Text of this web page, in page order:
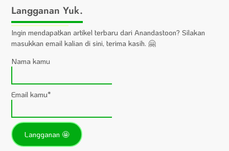
Langganan Yuk.
Ingin mendapatkan artikel terbaru dari Anandastoon? Silakan
masukkan email kalian di sini, terima kasih. 🤗
Nama kamu
Email kamu*